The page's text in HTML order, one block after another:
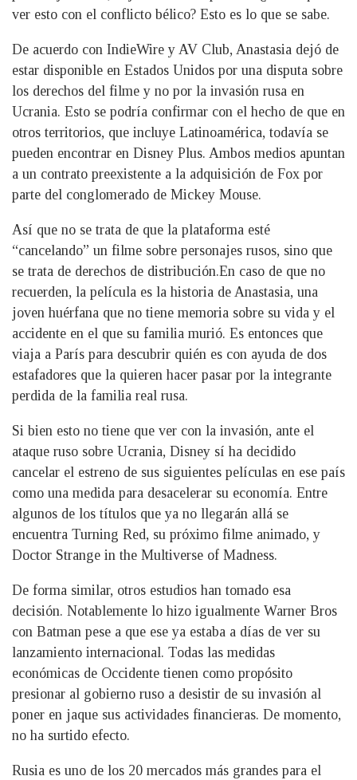
ver esto con el conflicto bélico? Esto es lo que se sabe.
De acuerdo con IndieWire y AV Club, Anastasia dejó de
estar disponible en Estados Unidos por una disputa sobre
los derechos del filme y no por la invasión rusa en
Ucrania. Esto se podría confirmar con el hecho de que en
otros territorios, que incluye Latinoamérica, todavía se
pueden encontrar en Disney Plus. Ambos medios apuntan
a un contrato preexistente a la adquisición de Fox por
parte del conglomerado de Mickey Mouse.
Así que no se trata de que la plataforma esté
“cancelando” un filme sobre personajes rusos, sino que
se trata de derechos de distribución.En caso de que no
recuerden, la película es la historia de Anastasia, una
joven huérfana que no tiene memoria sobre su vida y el
accidente en el que su familia murió. Es entonces que
viaja a París para descubrir quién es con ayuda de dos
estafadores que la quieren hacer pasar por la integrante
perdida de la familia real rusa.
Si bien esto no tiene que ver con la invasión, ante el
ataque ruso sobre Ucrania, Disney sí ha decidido
cancelar el estreno de sus siguientes películas en ese país
como una medida para desacelerar su economía. Entre
algunos de los títulos que ya no llegarán allá se
encuentra Turning Red, su próximo filme animado, y
Doctor Strange in the Multiverse of Madness.
De forma similar, otros estudios han tomado esa
decisión. Notablemente lo hizo igualmente Warner Bros
con Batman pese a que ese ya estaba a días de ver su
lanzamiento internacional. Todas las medidas
económicas de Occidente tienen como propósito
presionar al gobierno ruso a desistir de su invasión al
poner en jaque sus actividades financieras. De momento,
no ha surtido efecto.
Rusia es uno de los 20 mercados más grandes para el